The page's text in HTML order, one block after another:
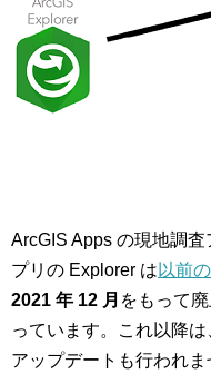
ArcGIS Apps の現地調
プリの Explorer は 以前
2021 年 12 月 をもって
っています。これ以降
アップデートも行われ